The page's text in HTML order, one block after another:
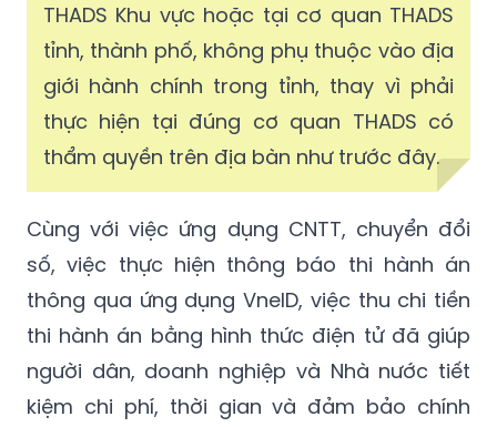
THADS Khu vực hoặc tại cơ quan THADS
tỉnh, thành phố, không phụ thuộc vào địa
giới hành chính trong tỉnh, thay vì phải
thực hiện tại đúng cơ quan THADS có
thẩm quyền trên địa bàn như trước đây.
Cùng với việc ứng dụng CNTT, chuyển đổi
số, việc thực hiện thông báo thi hành án
thông qua ứng dụng VneID, việc thu chi tiền
thi hành án bằng hình thức điện tử đã giúp
người dân, doanh nghiệp và Nhà nước tiết
kiệm chi phí, thời gian và đảm bảo chính